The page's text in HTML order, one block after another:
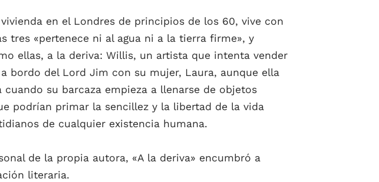
en el Londres de principios de los 60, vive con
tres «pertenece ni al agua ni a la tierra firme», y
ellas, a la deriva: Willis, un artista que intenta vender
bordo del Lord Jim con su mujer, Laura, aunque ella
su barcaza empieza a llenarse de objetos
podrían primar la sencillez y la libertad de la vida
de cualquier existencia humana.
de la propia autora, «A la deriva» encumbró a
literaria.